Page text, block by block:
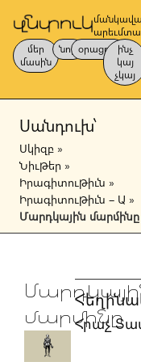
մեր
մասին
նոր օրացոյց
ինչ
կայ
չկայ
Սանդուխ՝
Սկիզբ »
Նիւթեր »
Իրագիտութիւն »
Իրագիտութիւն – Ա »
Մարդկային մարմինը
մարմինը
Հրաչ